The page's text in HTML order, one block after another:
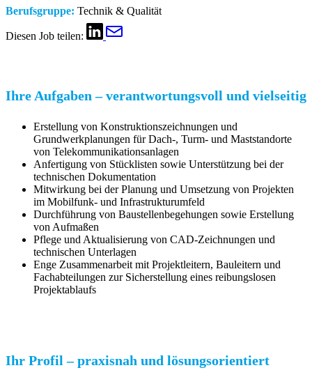
Berufsgruppe: Technik & Qualität
Diesen Job teilen:
Ihre Aufgaben – verantwortungsvoll und vielseitig
Erstellung von Konstruktionszeichnungen und
Grundwerkplanungen für Dach-, Turm- und Maststandorte
von Telekommunikationsanlagen
Anfertigung von Stücklisten sowie Unterstützung bei der
technischen Dokumentation
Mitwirkung bei der Planung und Umsetzung von Projekten
im Mobilfunk- und Infrastrukturumfeld
Durchführung von Baustellenbegehungen sowie Erstellung
von Aufmaßen
Pflege und Aktualisierung von CAD-Zeichnungen und
technischen Unterlagen
Enge Zusammenarbeit mit Projektleitern, Bauleitern und
Fachabteilungen zur Sicherstellung eines reibungslosen
Projektablaufs
Ihr Profil – praxisnah und lösungsorientiert